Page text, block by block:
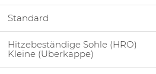
Standard
Hitzebeständige Sohle (HRO)
Kleine (Uberkappe)